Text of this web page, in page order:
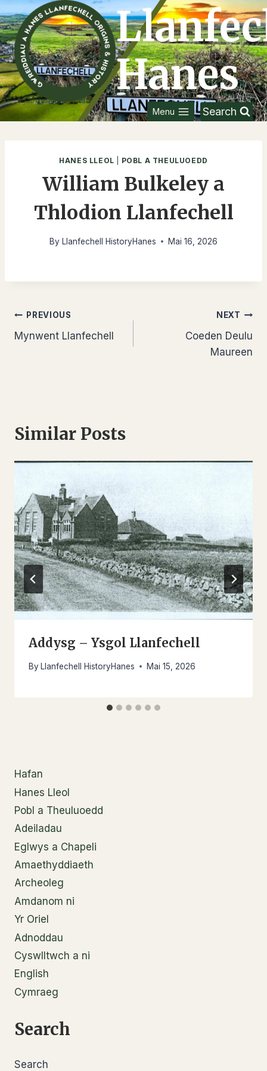
to
content
Hanes
Menu Search
HANES LLEOL POBL A THEULUOEDD
William Bulkeley a
Thlodion Llanfechell
By Llanfechell HistoryHanes Mai 16, 2026
Llywio
cofnod
PREVIOUS
Mynwent Llanfechell
NEXT
Coeden Deulu
Maureen
Similar Posts
Addysg – Ysgol Llanfechell
By Llanfechell HistoryHanes Mai 15, 2026
Hafan
Hanes Lleol
Pobl a Theuluoedd
Adeiladau
Eglwys a Chapeli
Amaethyddiaeth
Archeoleg
Amdanom ni
Yr Oriel
Adnoddau
Cyswlltwch a ni
English
Cymraeg
Search
Search